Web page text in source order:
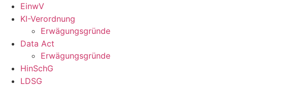
EinwV
KI-Verordnung
Erwägungsgründe
Data Act
Erwägungsgründe
HinSchG
LDSG